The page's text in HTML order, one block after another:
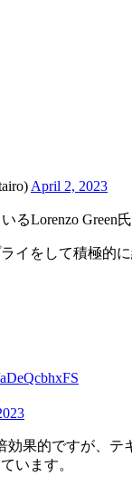
April 2, 2023
るLorenzo Green
イをして積極的
果的ですが、
います。